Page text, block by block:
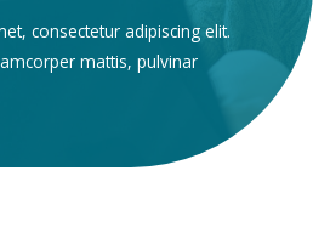
consectetur adipiscing elit.
mattis, pulvinar